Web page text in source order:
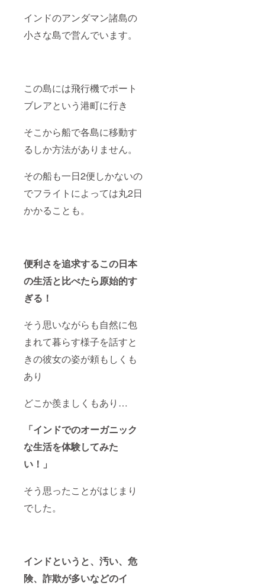
インドのアンダマン諸島の
小さな島で営んでいます。
この島には飛行機でポート
ブレアという港町に行き
そこから船で各島に移動す
るしか方法がありません。
その船も一日2便しかないの
でフライトによっては丸2日
かかることも。
便利さを追求するこの日本
の生活と比べたら原始的す
ぎる！
そう思いながらも自然に包
まれて暮らす様子を話すと
きの彼女の姿が頼もしくも
あり
どこか羨ましくもあり…
「インドでのオーガニック
な生活を体験してみた
い！」
そう思ったことがはじまり
でした。
インドというと、汚い、危
険、詐欺が多いなどのイ